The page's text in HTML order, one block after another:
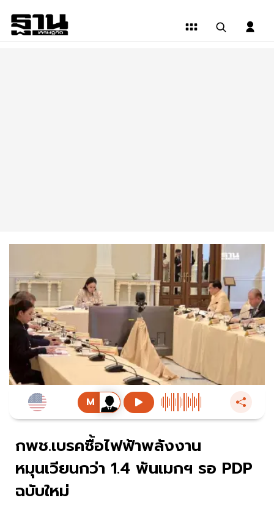
กพช.เบรคซื้อไฟฟ้าพลังงาน
หมุนเวียนกว่า 1.4 พันเมกฯ รอ PDP
ฉบับใหม่